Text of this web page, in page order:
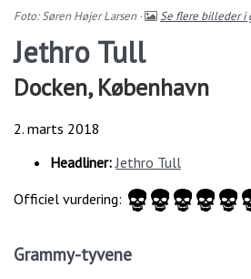
Foto: Søren Højer Larsen · Se flere billeder i
Jethro Tull
Docken, København
2. marts 2018
Headliner: Jethro Tull
Officiel vurdering:
Grammy-tyvene